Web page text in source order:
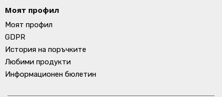
Моят профил
Моят профил
GDPR
История на поръчките
Любими продукти
Информационен бюлетин